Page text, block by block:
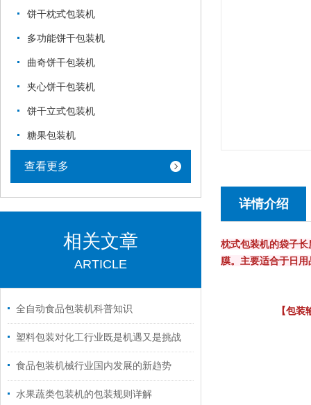
饼干枕式包装机
多功能饼干包装机
曲奇饼干包装机
夹心饼干包装机
饼干立式包装机
糖果包装机
查看更多
相关文章
ARTICLE
全自动食品包装机科普知识
塑料包装对化工行业既是机遇又是挑战
食品包装机械行业国内发展的新趋势
水果蔬类包装机的包装规则详解
详情介绍
枕式包装机的袋子
膜。主要适合于日
【包装输送